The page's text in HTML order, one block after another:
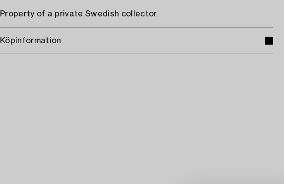
Property of a private Swedish collector.
Köpinformation